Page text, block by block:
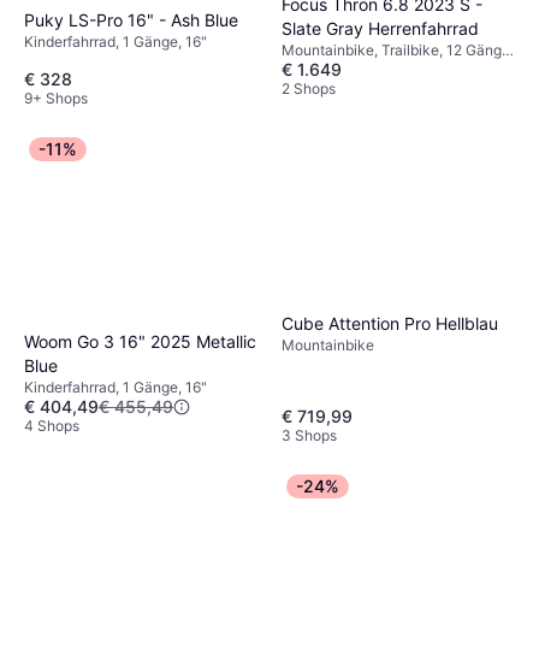
Puky LS-Pro 16" - Ash Blue
Kinderfahrrad, 1 Gänge, 16"
€ 328
9+ Shops
Slate Gray Herrenfahrrad
Mountainbike, Trailbike, 12 Gänge,
29"
€ 1.649
2 Shops
-11%
Woom Go 3 16" 2025 Metallic
Blue
Kinderfahrrad, 1 Gänge, 16"
€ 404,49€ 455,49
4 Shops
Cube Attention Pro Hellblau
Mountainbike
€ 719,99
3 Shops
-24%